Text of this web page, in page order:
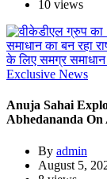
10 views
Exclusive News
Anuja Sahai
Abhedananda
By admin
August 5,